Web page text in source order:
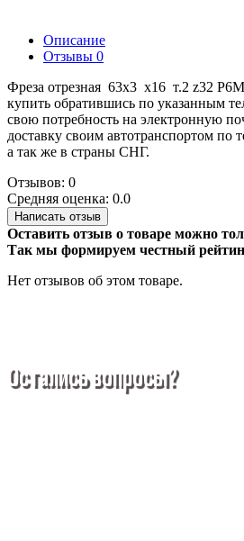
Описание
Отзывы 0
Фреза отрезная 63х3 х16 т.2 z32
купить обратившись по указанным
свою потребность на электронную
доставку своим автотранспортом по
а так же в страны СНГ.
Отзывов: 0
Средняя оценка: 0.0
Написать отзыв
Оставить отзыв о товаре можно
Так мы формируем честный
Нет отзывов об этом товаре.
Остались вопросы?